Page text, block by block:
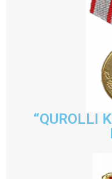
“QUROLLI